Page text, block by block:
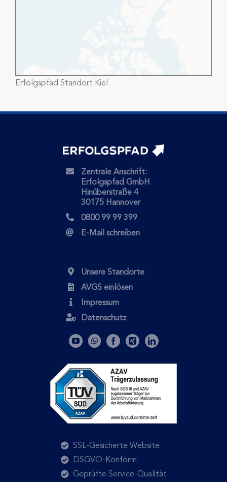
Erfolgspfad Standort Kiel
Zentrale Anschrift:
Erfolgspfad GmbH
Hinüberstraße 4
30175 Hannover
0800 99 99 399
E-Mail schreiben
Unsere Standorte
AVGS einlösen
Impressum
Datenschutz
SSL-Gesicherte Website
DSGVO-Konform
Geprüfte Service-Qualität